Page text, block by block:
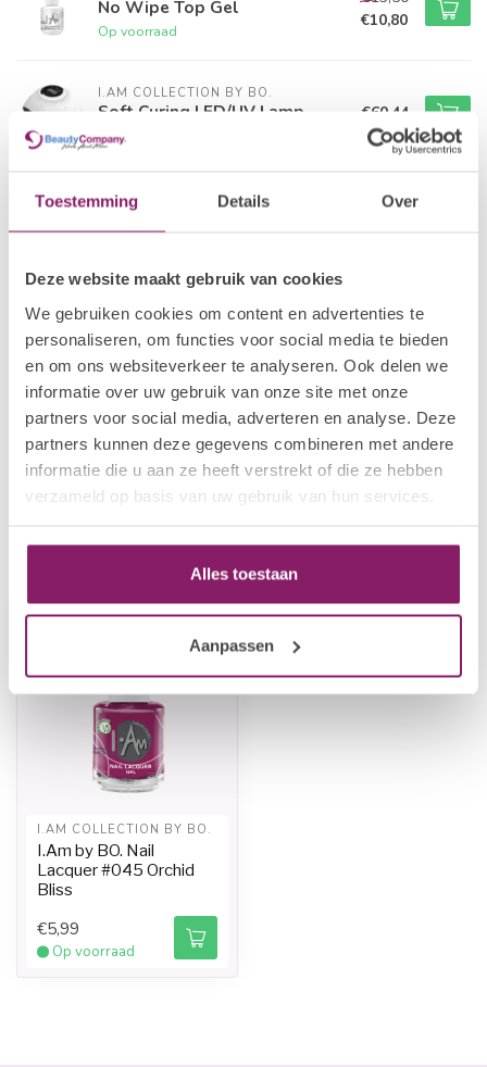
Toestemming Details Over
Deze website maakt gebruik van cookies
We gebruiken cookies om content en advertenties te
personaliseren, om functies voor social media te bieden
en om ons websiteverkeer te analyseren. Ook delen we
informatie over uw gebruik van onze site met onze
partners voor social media, adverteren en analyse. Deze
partners kunnen deze gegevens combineren met andere
informatie die u aan ze heeft verstrekt of die ze hebben
verzameld op basis van uw gebruik van hun services.
Alles toestaan
Aanpassen
No Wipe Top Gel
Op voorraad
€10,80
I.AM COLLECTION BY BO.
Soft Curing LED/UV Lamp
Niet op voorraad
€60,44
I.AM COLLECTION BY BO.
Gel Polish #042 Reflecting
Pink
€12,50
I.AM COLLECTION BY BO.
Collectie
Op voorraad
€48,33
€38,66
I.AM COLLECTION BY BO.
UV Blocker Top Gel
Niet op voorraad
€13,50
Recent bekeken
I.AM COLLECTION BY BO.
I.Am by BO. Nail
Lacquer #045 Orchid
Bliss
€5,99
Op voorraad